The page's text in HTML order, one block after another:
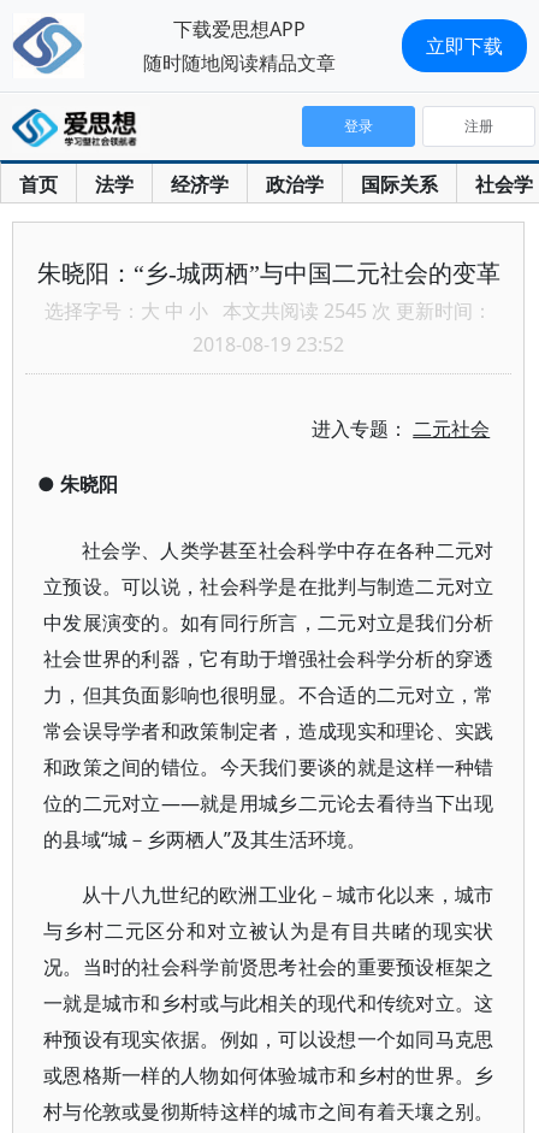
首页 法学 经济学 政治学 国际关系 社会学
登录 注册
朱晓阳：“乡-城两栖”与中国二元社会的变革
选择字号： 大 中 小 本文共阅读 2545 次 更新时间：
2018-08-19 23:52
进入专题：二元社会
● 朱晓阳
社会学、人类学甚至社会科学中存在各种二元对
立预设。可以说，社会科学是在批判与制造二元对立
中发展演变的。如有同行所言，二元对立是我们分析
社会世界的利器，它有助于增强社会科学分析的穿透
力，但其负面影响也很明显。不合适的二元对立，常
常会误导学者和政策制定者，造成现实和理论、实践
和政策之间的错位。今天我们要谈的就是这样一种错
位的二元对立——就是用城乡二元论去看待当下出现
的县域“城－乡两栖人”及其生活环境。
从十八九世纪的欧洲工业化－城市化以来，城市
与乡村二元区分和对立被认为是有目共睹的现实状
况。当时的社会科学前贤思考社会的重要预设框架之
一就是城市和乡村或与此相关的现代和传统对立。这
种预设有现实依据。例如，可以设想一个如同马克思
或恩格斯一样的人物如何体验城市和乡村的世界。乡
村与伦敦或曼彻斯特这样的城市之间有着天壤之别。
下载爱思想APP
随时随地阅读精品文章
立即下载